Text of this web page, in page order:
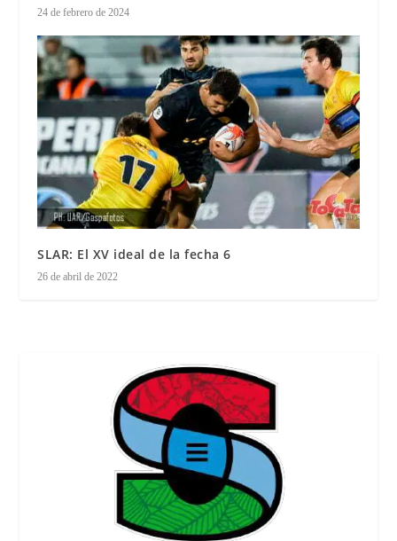
24 de febrero de 2024
SLAR: El XV ideal de la fecha 6
26 de abril de 2022